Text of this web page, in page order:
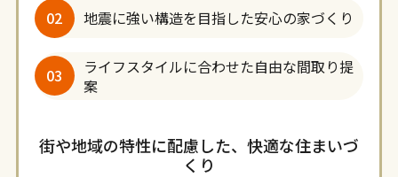
02 地震に強い構造を目指した安心の家づくり
03
ライフスタイルに合わせた自由な間取り提
案
街や地域の特性に配慮した、快適な住まいづ
くり